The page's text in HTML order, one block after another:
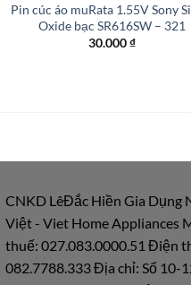
Pin cúc áo muRata 1.55V Sony
Oxide bạc SR616SW – 321
30.000₫
CNKD LêĐắc Hiền Gia Dụng
Việt - Viet Home Appliances
thuế: 027.083.0000.51 Điện
082.7788.333 Địa chỉ: Số 10-